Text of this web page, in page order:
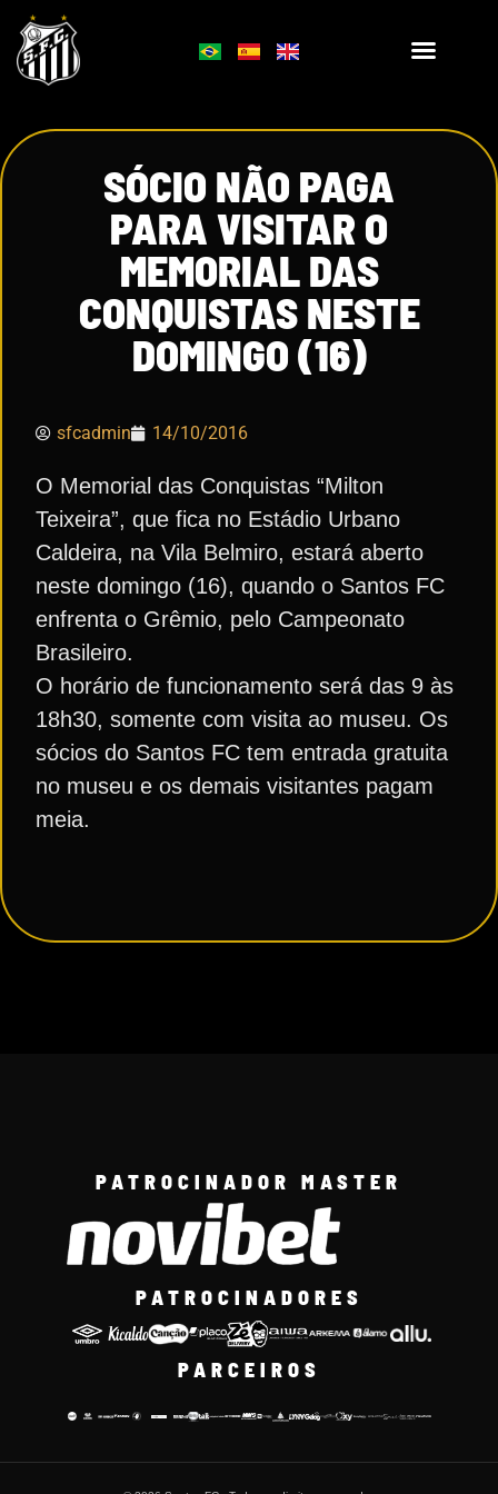
SÓCIO NÃO PAGA
PARA VISITAR O
MEMORIAL DAS
CONQUISTAS NESTE
DOMINGO (16)
sfcadmin 14/10/2016
O Memorial das Conquistas “Milton
Teixeira”, que fica no Estádio Urbano
Caldeira, na Vila Belmiro, estará aberto
neste domingo (16), quando o Santos FC
enfrenta o Grêmio, pelo Campeonato
Brasileiro.
O horário de funcionamento será das 9 às
18h30, somente com visita ao museu. Os
sócios do Santos FC tem entrada gratuita
no museu e os demais visitantes pagam
meia.
PATROCINADOR MASTER
PATROCINADORES
PARCEIROS